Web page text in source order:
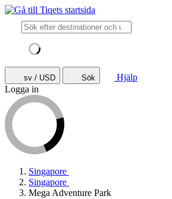
sv / USD Sök
Hjälp
Logga in
Singapore
Singapore
Mega Adventure Park